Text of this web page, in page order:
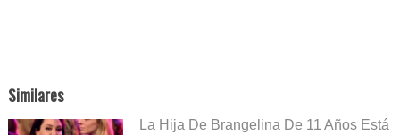
Similares
La Hija De Brangelina De 11 Años Está